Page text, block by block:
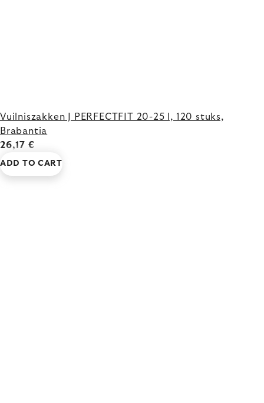
Vuilniszakken J PERFECTFIT 20-25 l, 120 stuks,
Brabantia
26,17 €
ADD TO CART